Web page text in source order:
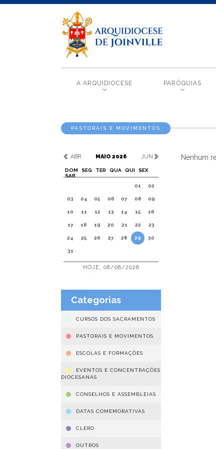
A ARQUIDIOCESE PARÓQUIAS
PASTORAIS E MOVIMENTOS
ABR MAIO 2026 JUN
DOM SEG TER QUA QUI
SEX
SAB
01
02
03 04 05 06 07 08 09
10 11 12 13 14 15 16
17 18 19 20 21 22 23
24 25 26 27 28 29 30
31
HOJE, 08/08/2026
Categorias
CURSOS DOS SACRAMENTOS
PASTORAIS E MOVIMENTOS
ESCOLAS E FORMAÇÕES
EVENTOS E CONCENTRAÇÕES
DIOCESANAS
CONSELHOS E ASSEMBLEIAS
DATAS COMEMORATIVAS
CLERO
OUTROS
Nenhum